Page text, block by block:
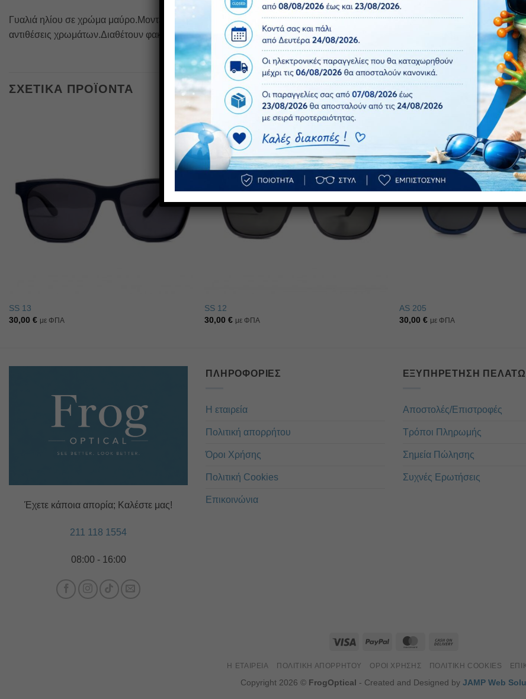
Γυαλιά ηλίου σε χρώμα μαύρο.Μοντέλο unisex.Διαθέτει προστασία UV400 και Polarized φακό.Πολωτικά γυαλιά ηλίου:
αντιθέσεις χρωμάτων.Διαθέτουν φακό υψηλής αντοχής στα χτυπήματα που παρέχει απόλυτη άνεση χάρη στην ευελιξία και
ΣΧΕΤΙΚΆ ΠΡΟΪΌΝΤΑ
επιθυμιών
SS 13
30,00 € με ΦΠΑ
Πρόσθήκη
επιθυμιών
SS 12
30,00 € με ΦΠΑ
1+1 ΔΩΡΟ
AS 205
30,00€ με ΦΠΑ
Έχετε κάποια απορία; Καλέστε μας!
211 118 1554
08:00 - 16:00
ΠΛΗΡΟΦΟΡΊΕΣ
Η εταιρεία
Πολιτική απορρήτου
Όροι Χρήσης
Πολιτική Cookies
Επικοινώνια
ΕΞΥΠΗΡΈΤΗΣΗ
Αποστολές/Επιστροφές
Τρόποι Πληρωμής
Σημεία Πώλησης
Συχνές Ερωτήσεις
Η ΕΤΑΙΡΕΊΑ ΠΟΛΙΤΙΚΉ ΑΠΟΡΡΉΤΟΥ ΌΡΟΙ ΧΡΉΣΗΣ ΠΟΛΙΤΙΚΉ COOKIES
Copyright 2026 © FrogOptical - Created and Designed by JAMP Web